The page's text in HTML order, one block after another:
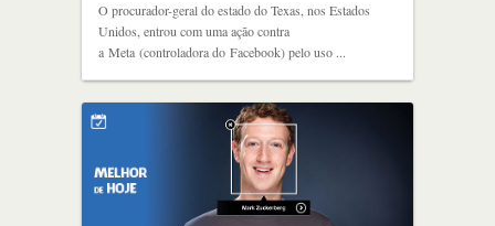
O procurador-geral do estado do Texas, nos Estados
Unidos, entrou com uma ação contra
a Meta (controladora do Facebook) pelo uso ...